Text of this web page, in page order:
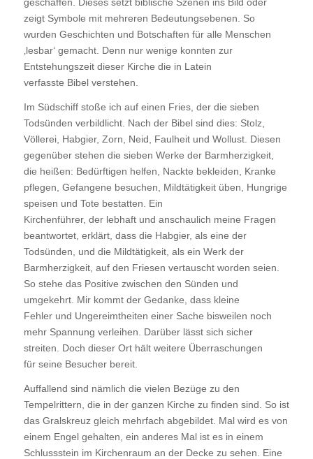
zeigt Symbole mit mehreren Bedeutungsebenen. So
wurden Geschichten und Botschaften für alle Menschen
‚lesbar‘ gemacht. Denn nur wenige konnten zur
Entstehungszeit dieser Kirche die in Latein
verfasste Bibel verstehen.
Im Südschiff stoße ich auf einen Fries, der die sieben
Todsünden verbildlicht. Nach der Bibel sind dies: Stolz,
Völlerei, Habgier, Zorn, Neid, Faulheit und Wollust. Diesen
gegenüber stehen die sieben Werke der Barmherzigkeit,
die heißen: Bedürftigen helfen, Nackte bekleiden, Kranke
pflegen, Gefangene besuchen, Mildtätigkeit üben, Hungrige
speisen und Tote bestatten. Ein
Kirchenführer, der lebhaft und anschaulich meine Fragen
beantwortet, erklärt, dass die Habgier, als eine der
Todsünden, und die Mildtätigkeit, als ein Werk der
Barmherzigkeit, auf den Friesen vertauscht worden seien.
So stehe das Positive zwischen den Sünden und
umgekehrt. Mir kommt der Gedanke, dass kleine
Fehler und Ungereimtheiten einer Sache bisweilen noch
mehr Spannung verleihen. Darüber lässt sich sicher
streiten. Doch dieser Ort hält weitere Überraschungen
für seine Besucher bereit.
Auffallend sind nämlich die vielen Bezüge zu den
Tempelrittern, die in der ganzen Kirche zu finden sind. So ist
das Gralskreuz gleich mehrfach abgebildet. Mal wird es von
einem Engel gehalten, ein anderes Mal ist es in einem
Schlussstein im Kirchenraum an der Decke zu sehen. Eine